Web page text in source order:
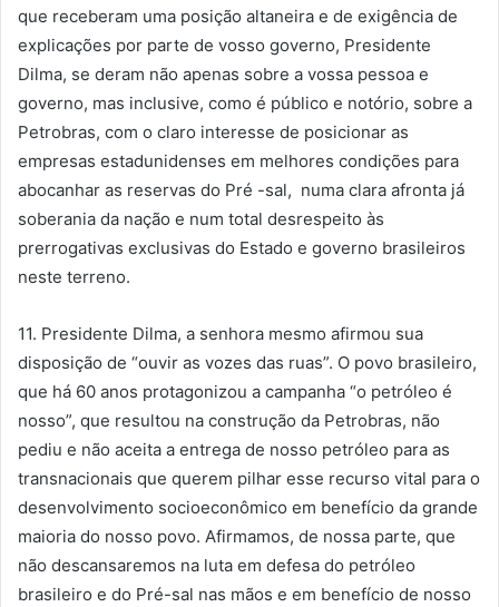
que receberam uma posição altaneira e de exigência de
explicações por parte de vosso governo, Presidente
Dilma, se deram não apenas sobre a vossa pessoa e
governo, mas inclusive, como é público e notório, sobre a
Petrobras, com o claro interesse de posicionar as
empresas estadunidenses em melhores condições para
abocanhar as reservas do Pré -sal, numa clara afronta já
soberania da nação e num total desrespeito às
prerrogativas exclusivas do Estado e governo brasileiros
neste terreno.
11. Presidente Dilma, a senhora mesmo afirmou sua
disposição de “ouvir as vozes das ruas”. O povo brasileiro,
que há 60 anos protagonizou a campanha “o petróleo é
nosso”, que resultou na construção da Petrobras, não
pediu e não aceita a entrega de nosso petróleo para as
transnacionais que querem pilhar esse recurso vital para o
desenvolvimento socioeconômico em benefício da grande
maioria do nosso povo. Afirmamos, de nossa parte, que
não descansaremos na luta em defesa do petróleo
brasileiro e do Pré-sal nas mãos e em benefício de nosso